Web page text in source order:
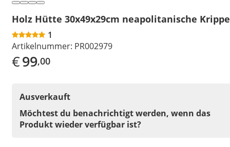
Holz Hütte 30x49x29cm neapolitanische Krippe
1
Artikelnummer: PR002979
€99,00
Ausverkauft
Möchtest du benachrichtigt werden, wenn das
Produkt wieder verfügbar ist?